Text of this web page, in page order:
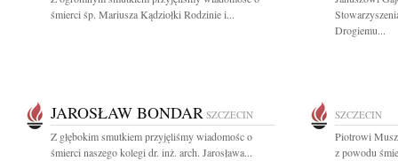
śmierci śp. Mariusza Kądziołki Rodzinie i...
Drogiemu...
JAROSŁAW BONDAR SZCZECIN
Z głębokim smutkiem przyjęliśmy wiadomośc o
śmierci naszego kolegi dr. inż. arch. Jarosława...
SZCZECIN
Piotrowi
z powodu